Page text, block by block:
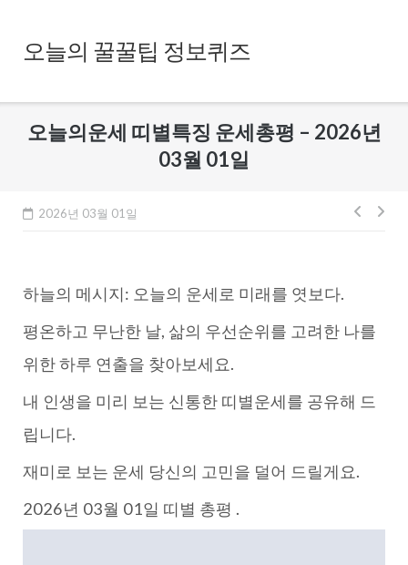
content오늘의 꿀꿀팁 정보퀴즈
오늘의운세 띠별특징 운세총평 – 2026년
03월 01일
2026년 03월 01일
글
이
하늘의 메시지: 오늘의 운세로 미래를 엿보다.
평온하고 무난한 날, 삶의 우선순위를 고려한 나를
위한 하루 연출을 찾아보세요.
내 인생을 미리 보는 신통한 띠별운세를 공유해 드
립니다.
재미로 보는 운세 당신의 고민을 덜어 드릴게요.
2026년 03월 01일 띠별 총평 .